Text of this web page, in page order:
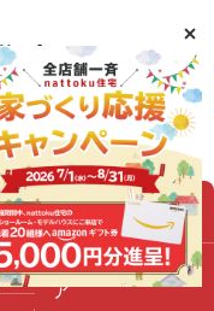
Co., Ltd.
スタッフブログ